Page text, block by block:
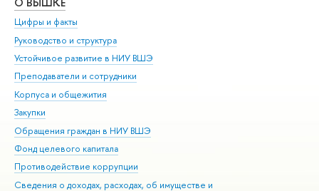
Цифры и факты
Руководство и структура
Устойчивое развитие в НИУ ВШЭ
Преподаватели и сотрудники
Корпуса и общежития
Закупки
Обращения граждан в НИУ ВШЭ
Фонд целевого капитала
Противодействие коррупции
Сведения о доходах, расходах, об имуществе и